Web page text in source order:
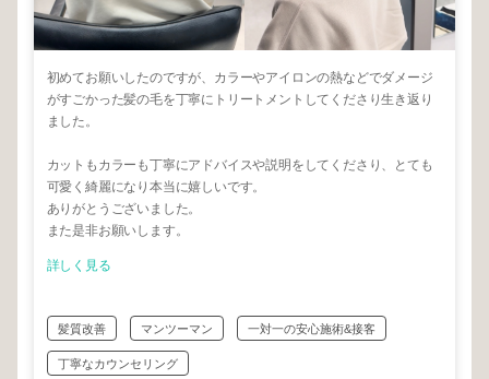
初めてお願いしたのですが、カラーやアイロンの熱などでダメージ
がすごかった髪の毛を丁寧にトリートメントしてくださり生き返り
ました。
カットもカラーも丁寧にアドバイスや説明をしてくださり、とても
可愛く綺麗になり本当に嬉しいです。
ありがとうございました。
また是非お願いします。
詳しく見る
髪質改善 マンツーマン 一対一の安心施術&接客
丁寧なカウンセリング